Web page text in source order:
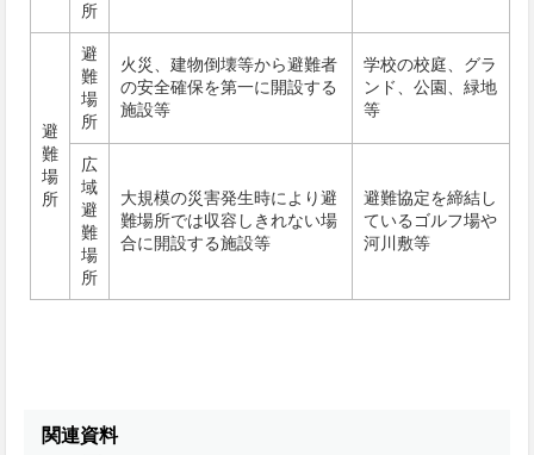
所
避
難
場
所
避
難
場
所
火災、建物倒壊等から避難者
の安全確保を第一に開設する
施設等
学校の校庭、グラ
ンド、公園、緑地
等
広
域
避
難
場
所
大規模の災害発生時により避
難場所では収容しきれない場
合に開設する施設等
避難協定を締結し
ているゴルフ場や
河川敷等
関連資料